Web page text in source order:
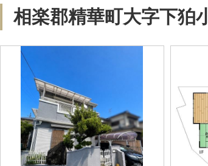
相楽郡精華町大字下狛